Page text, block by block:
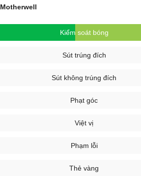
Motherwell
Kiểm soát bóng
Sút trúng đích
Sút không trúng đích
Phạt góc
Việt vị
Phạm lỗi
Thẻ vàng